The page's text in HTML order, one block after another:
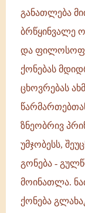
განათლება
ბრწყინვალე
და
ქონებას
ცხოვრებას
ზნეობრივ
უმჯობესს,
გონება -
მოინათლა.
ქონება